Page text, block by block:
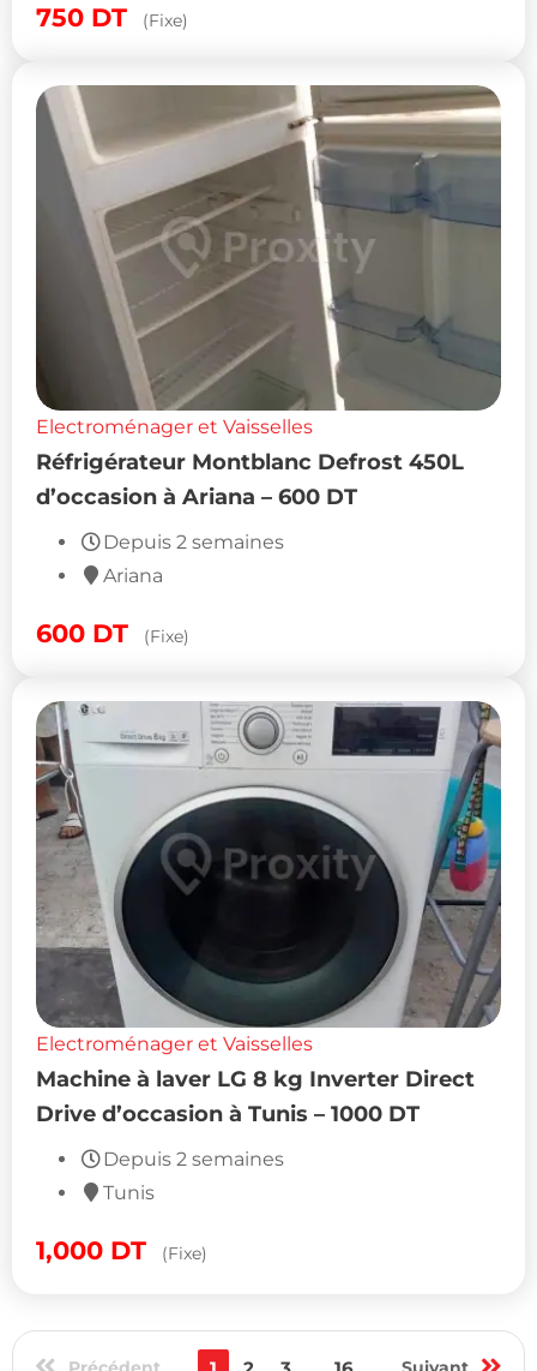
750 DT (Fixe)
Electroménager et Vaisselles
Réfrigérateur Montblanc Defrost 450L
d’occasion à Ariana – 600 DT
Depuis 2 semaines
Ariana
600 DT (Fixe)
Electroménager et Vaisselles
Machine à laver LG 8 kg Inverter Direct
Drive d’occasion à Tunis – 1000 DT
Depuis 2 semaines
Tunis
1,000 DT (Fixe)